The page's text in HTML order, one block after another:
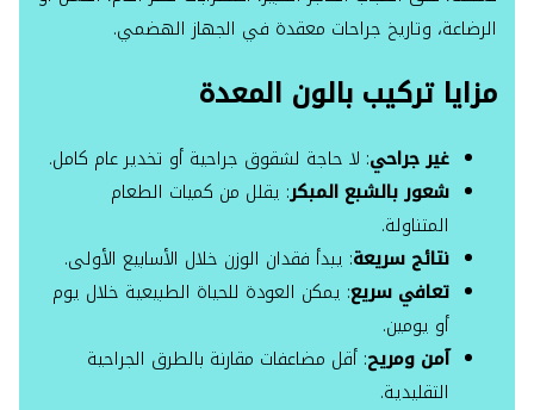
الرضاعة، وتاريخ جراحات معقدة في الجهاز الهضمي.
مزايا تركيب بالون المعدة
غير جراحي: لا حاجة لشقوق جراحية أو تخدير عام كامل.
شعور بالشبع المبكر: يقلل من كميات الطعام
المتناولة.
نتائج سريعة: يبدأ فقدان الوزن خلال الأسابيع الأولى.
تعافي سريع: يمكن العودة للحياة الطبيعية خلال يوم
أو يومين.
آمن ومريح: أقل مضاعفات مقارنة بالطرق الجراحية
التقليدية.